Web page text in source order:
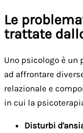
Le
trattate
Uno psicologo è
ad affrontare
relazionale e
in cui la
Disturbi